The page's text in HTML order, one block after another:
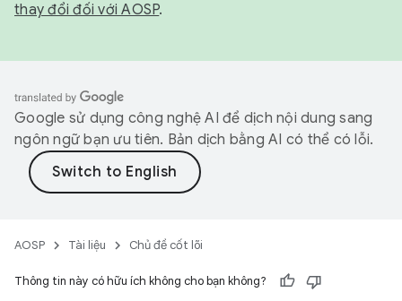
thay đổi đối với AOSP.
Google sử dụng công nghệ AI để dịch nội dung sang
ngôn ngữ bạn ưu tiên. Bản dịch bằng AI có thể có lỗi.
AOSP Tài liệu Chủ đề cốt lõi
Thông tin này có hữu ích không cho bạn không?